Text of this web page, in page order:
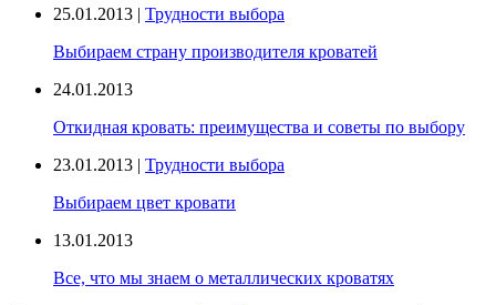
25.01.2013 | Трудности выбора
Выбираем страну производителя кроватей
24.01.2013
Откидная кровать: преимущества и советы по выбору
23.01.2013 | Трудности выбора
Выбираем цвет кровати
13.01.2013
Все, что мы знаем о металлических кроватях